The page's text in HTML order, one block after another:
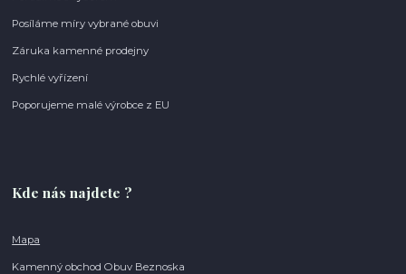
Posíláme míry vybrané obuvi
Záruka kamenné prodejny
Rychlé vyřízení
Poporujeme malé výrobce z EU
Kde nás najdete ?
Mapa
Kamenný obchod Obuv Beznoska